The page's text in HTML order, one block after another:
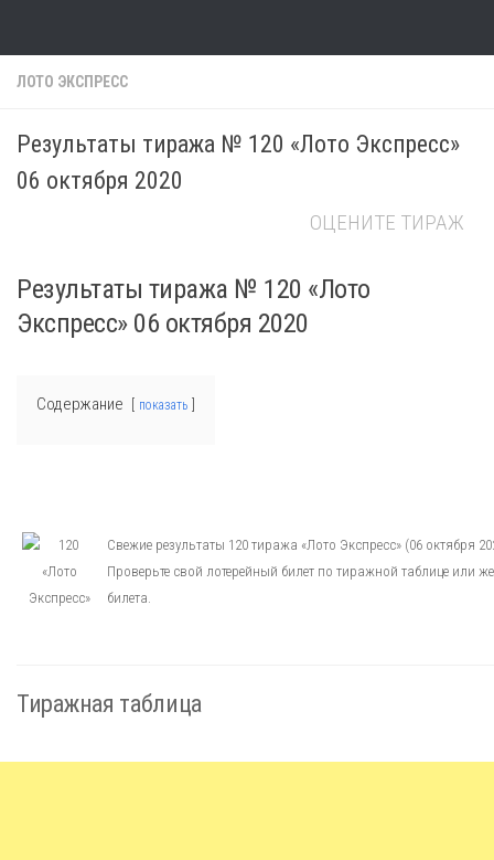
ЛОТО ЭКСПРЕСС
Результаты тиража № 120 «Лото Экспресс»
06 октября 2020
ОЦЕНИТЕ ТИРАЖ
Результаты тиража № 120 «Лото
Экспресс» 06 октября 2020
Содержание показать
Свежие результаты 120 тиража «Лото Экспресс» (06 октября
Проверьте свой лотерейный билет по тиражной таблице или
билета.
Тиражная таблица